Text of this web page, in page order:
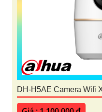
DH-H5AE Camera Wifi